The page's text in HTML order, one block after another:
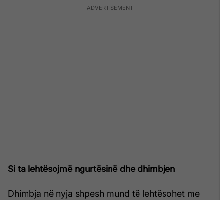
Si ta lehtësojmë ngurtësinë dhe dhimbjen
Dhimbja në nyja shpesh mund të lehtësohet me